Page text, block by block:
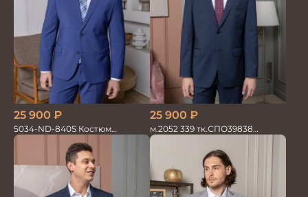
25 900 ₽
5034-ND-840S Костюм
мужской двойка
25 900 ₽
м.2052 339 тк.СПО39838
Костюм мужской